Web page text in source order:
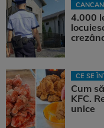
4.000
CE SE
Cum
KFC.
unice